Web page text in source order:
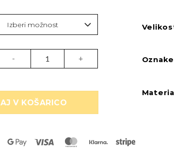
je
bila:
je:
19,95 €.
Usnjeni pas za dvigovanje uteži Pride – IronCore
V KOŠARICO
Oznake
Google
Visa MasterCardKlarna Stripe